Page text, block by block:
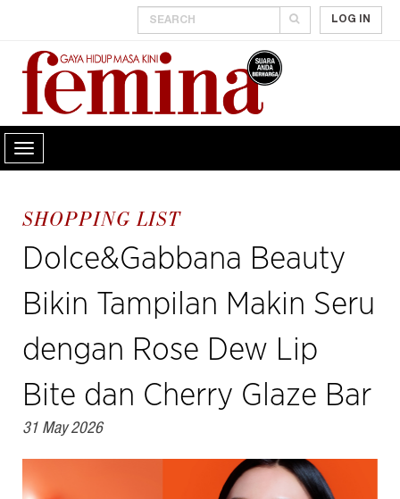
LOG IN
SHOPPING LIST
Dolce&Gabbana Beauty
Bikin Tampilan Makin Seru
dengan Rose Dew Lip
Bite dan Cherry Glaze Bar
31 May 2026